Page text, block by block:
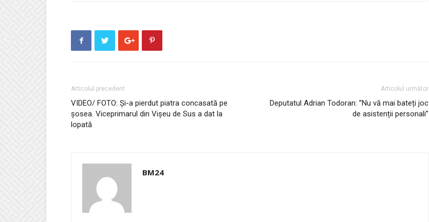
Articolul precedent
VIDEO/ FOTO: Și-a pierdut piatra concasată pe
șosea. Viceprimarul din Vișeu de Sus a dat la
lopată
Articolul următor
Deputatul Adrian Todoran: ”Nu vă mai bateți joc
de asistenții personali”
BM24